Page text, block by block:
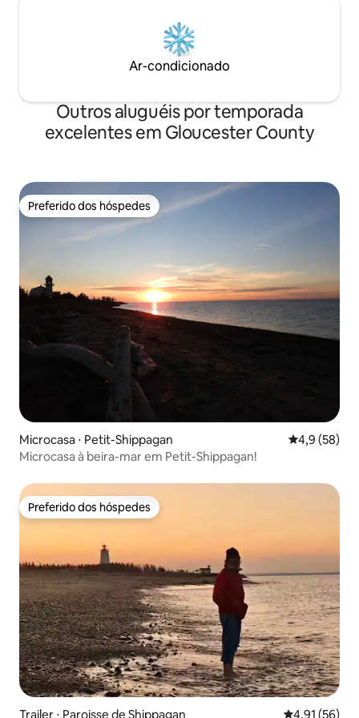
Ar-condicionado
Outros aluguéis por temporada
excelentes em Gloucester County
Preferido dos hóspedes
Preferido dos hóspedes
Microcasa ⋅ Petit-Shippagan 4,9 de uma
4,9 (58)
Microcasa à beira-mar em Petit-Shippagan!
Preferido dos hóspedes
Preferido dos hóspedes
Trailer ⋅ Paroisse de Shippagan 4,91 de uma
4,91 (56)